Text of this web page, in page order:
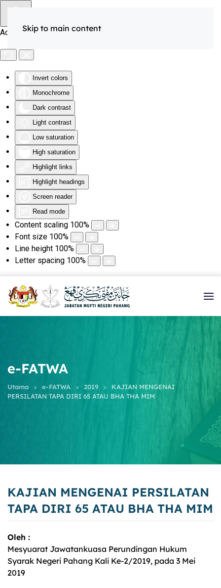
Accessibility Tools
Invert colors
Monochrome
Dark contrast
Light contrast
Low saturation
High saturation
Highlight links
Highlight headings
Screen reader
Read mode
Content scaling 100%
Font size 100%
Line height 100%
Letter spacing 100%
Skip to main content
e-FATWA
Utama e-FATWA 2019
KAJIAN MENGENAI
PERSILATAN TAPA DIRI 65 ATAU BHA THA MIM
KAJIAN MENGENAI PERSILATAN
TAPA DIRI 65 ATAU BHA THA MIM
Oleh :
Mesyuarat Jawatankuasa Perundingan Hukum
Syarak Negeri Pahang Kali Ke-2/2019, pada 3 Mei
2019